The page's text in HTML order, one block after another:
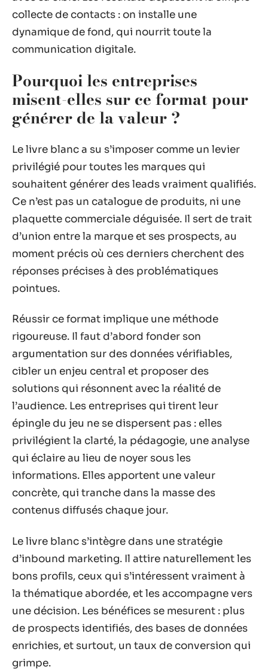
collecte de contacts : on installe une
dynamique de fond, qui nourrit toute la
communication digitale.
Pourquoi les entreprises
misent-elles sur ce format pour
générer de la valeur ?
Le livre blanc a su s’imposer comme un levier
privilégié pour toutes les marques qui
souhaitent générer des leads vraiment qualifiés.
Ce n’est pas un catalogue de produits, ni une
plaquette commerciale déguisée. Il sert de trait
d’union entre la marque et ses prospects, au
moment précis où ces derniers cherchent des
réponses précises à des problématiques
pointues.
Réussir ce format implique une méthode
rigoureuse. Il faut d’abord fonder son
argumentation sur des données vérifiables,
cibler un enjeu central et proposer des
solutions qui résonnent avec la réalité de
l’audience. Les entreprises qui tirent leur
épingle du jeu ne se dispersent pas : elles
privilégient la clarté, la pédagogie, une analyse
qui éclaire au lieu de noyer sous les
informations. Elles apportent une valeur
concrète, qui tranche dans la masse des
contenus diffusés chaque jour.
Le livre blanc s’intègre dans une stratégie
d’inbound marketing. Il attire naturellement les
bons profils, ceux qui s’intéressent vraiment à
la thématique abordée, et les accompagne vers
une décision. Les bénéfices se mesurent : plus
de prospects identifiés, des bases de données
enrichies, et surtout, un taux de conversion qui
grimpe.